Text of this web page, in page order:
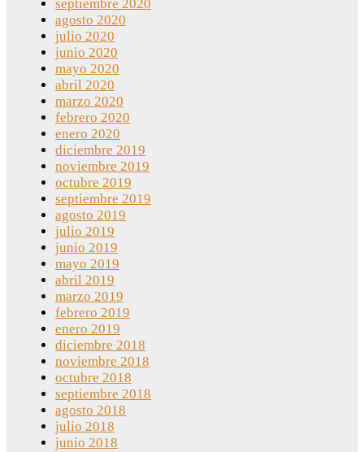
septiembre 2020
agosto 2020
julio 2020
junio 2020
mayo 2020
abril 2020
marzo 2020
febrero 2020
enero 2020
diciembre 2019
noviembre 2019
octubre 2019
septiembre 2019
agosto 2019
julio 2019
junio 2019
mayo 2019
abril 2019
marzo 2019
febrero 2019
enero 2019
diciembre 2018
noviembre 2018
octubre 2018
septiembre 2018
agosto 2018
julio 2018
junio 2018